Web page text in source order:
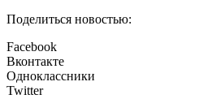
Поделиться новостью:
Facebook
Вконтакте
Одноклассники
Twitter